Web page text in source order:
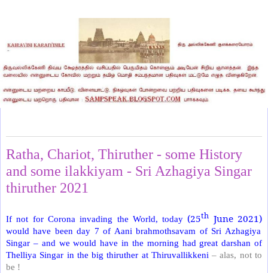
Ratha, Chariot, Thiruther - some History
and some ilakkiyam - Sri Azhagiya Singar
thiruther 2021
If not for Corona invading the World, today(25th June 2021)
would have been day 7 of Aani brahmothsavam of Sri Azhagiya
Singar – and we would have in the morning had great darshan of
Thelliya Singar in the big thiruther at Thiruvallikkeni – alas, not to
be !